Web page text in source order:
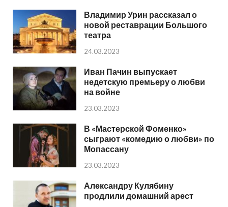
Владимир Урин рассказал о
новой реставрации Большого
театра
24.03.2023
Иван Пачин выпускает
недетскую премьеру о любви
на войне
23.03.2023
В «Мастерской Фоменко»
сыграют «комедию о любви» по
Мопассану
23.03.2023
Александру Кулябину
продлили домашний арест